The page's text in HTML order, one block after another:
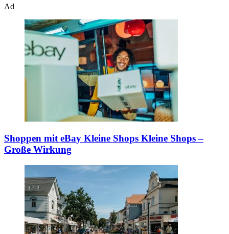
Ad
Shoppen mit eBay Kleine Shops Kleine Shops –
Große Wirkung